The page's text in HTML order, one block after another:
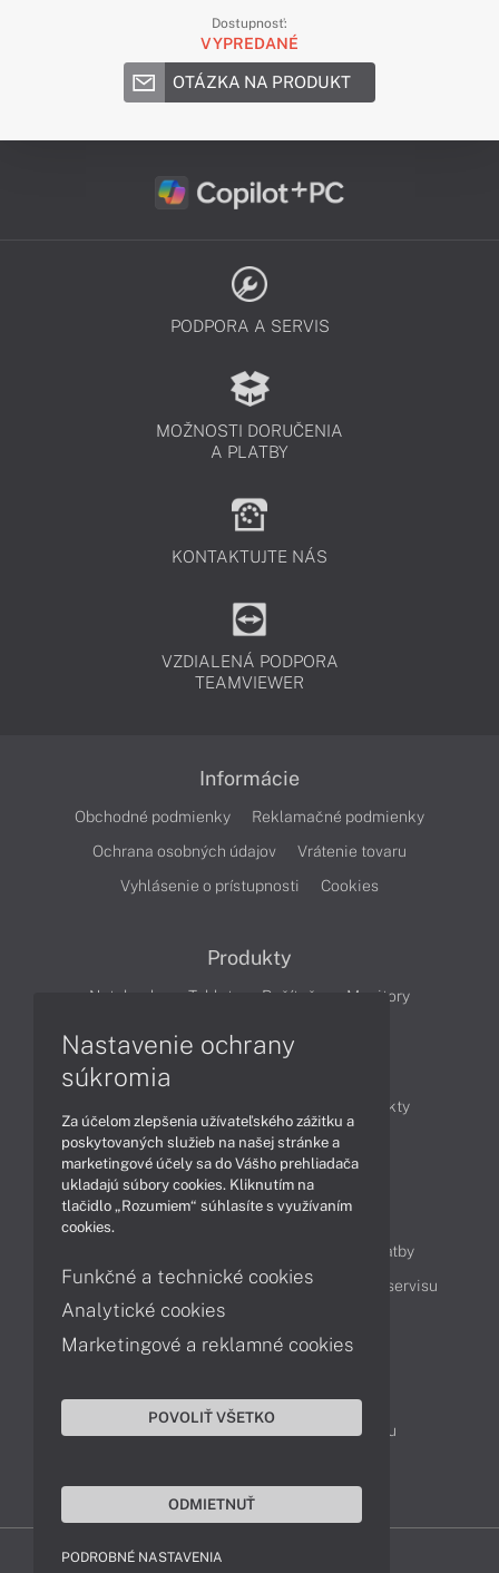
Dostupnosť:
VYPREDANÉ
OTÁZKA NA PRODUKT
PODPORA A SERVIS
MOŽNOSTI DORUČENIA
A PLATBY
KONTAKTUJTE NÁS
VZDIALENÁ PODPORA
TEAMVIEWER
Informácie
Obchodné podmienky
Reklamačné podmienky
Ochrana osobných údajov
Vrátenie tovaru
Vyhlásenie o prístupnosti
Cookies
Produkty
Notebooky Tablety Počítače Monitory
Produkty
Technológie
Videá
Obsah
Možnosti doručenia a platby
Podpora a servis
Servisné služby Cenník servisu
Kontakty
043 4224 771
Obchodné oddelenie
Reklamácia tovaru
Nastavenie ochrany
súkromia
Za účelom zlepšenia užívateľského zážitku a
poskytovaných služieb na našej stránke a
marketingové účely sa do Vášho prehliadača
ukladajú súbory cookies. Kliknutím na
tlačidlo „Rozumiem“ súhlasíte s využívaním
cookies.
Funkčné a technické cookies
Analytické cookies
Marketingové a reklamné cookies
POVOLIŤ VŠETKO
ODMIETNUŤ
PODROBNÉ NASTAVENIA